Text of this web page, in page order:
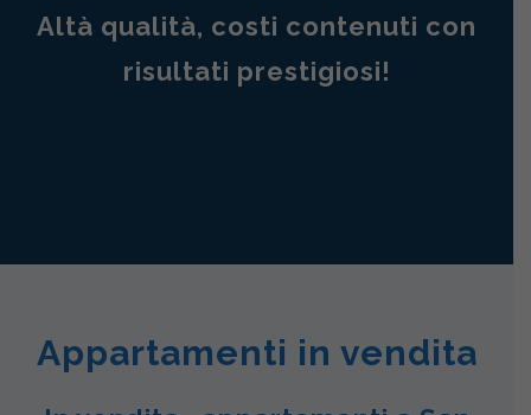
Altà qualità, costi contenuti con
risultati prestigiosi!
Appartamenti in vendita